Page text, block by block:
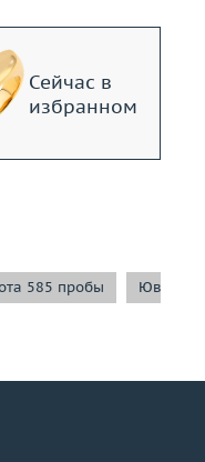
Сейчас в
избранном
585 пробы